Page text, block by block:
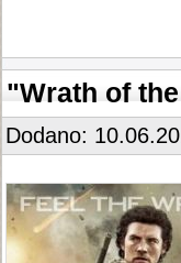
"Wrath of
Dodano: